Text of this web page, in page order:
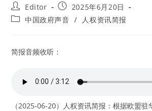
Post
author:
Editor
Post
published:
2025年6月20日
Post中国政府声音 / 人权资讯简报
简报音频收听：
（2025-06-20）人权资讯简报：根据欧盟